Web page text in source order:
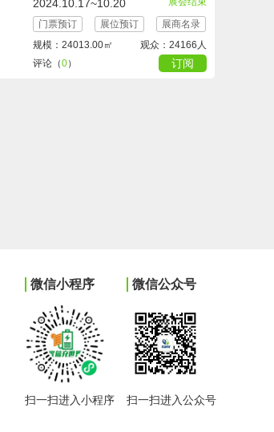
2024.10.17~10.20
门票预订
展位预订
展商名录
规模：24013.00㎡
观众：24166人
评论（0） 订阅
微信公众号
扫一扫进入公众号
微信小程序
扫一扫进入小程序